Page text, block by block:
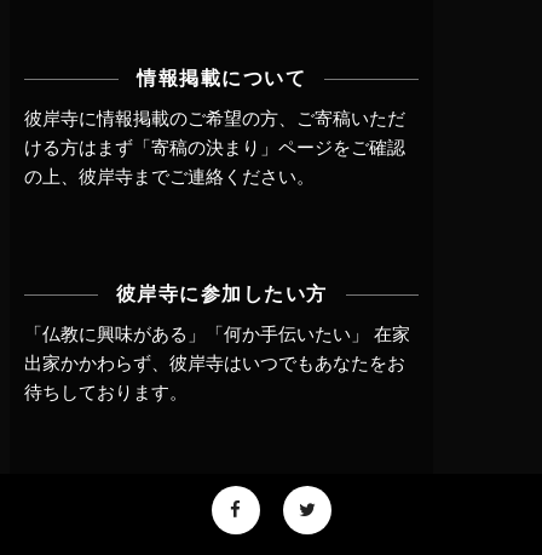
情報掲載について
彼岸寺に情報掲載のご希望の方、ご寄稿いただ
ける方はまず 「寄稿の決まり」ページをご確認
の上、 彼岸寺までご連絡 ください。
彼岸寺に参加したい方
「仏教に興味がある」「何か手伝いたい」 在家
出家かかわらず、 彼岸寺はいつでもあなたをお
待ちしております。